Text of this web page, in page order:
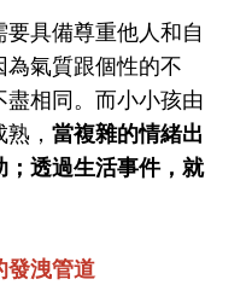
具備尊重他人和自
氣質跟個性的不
相同。而小小孩由
， 當複雜的情緒出
透過生活事件，就
發洩管道